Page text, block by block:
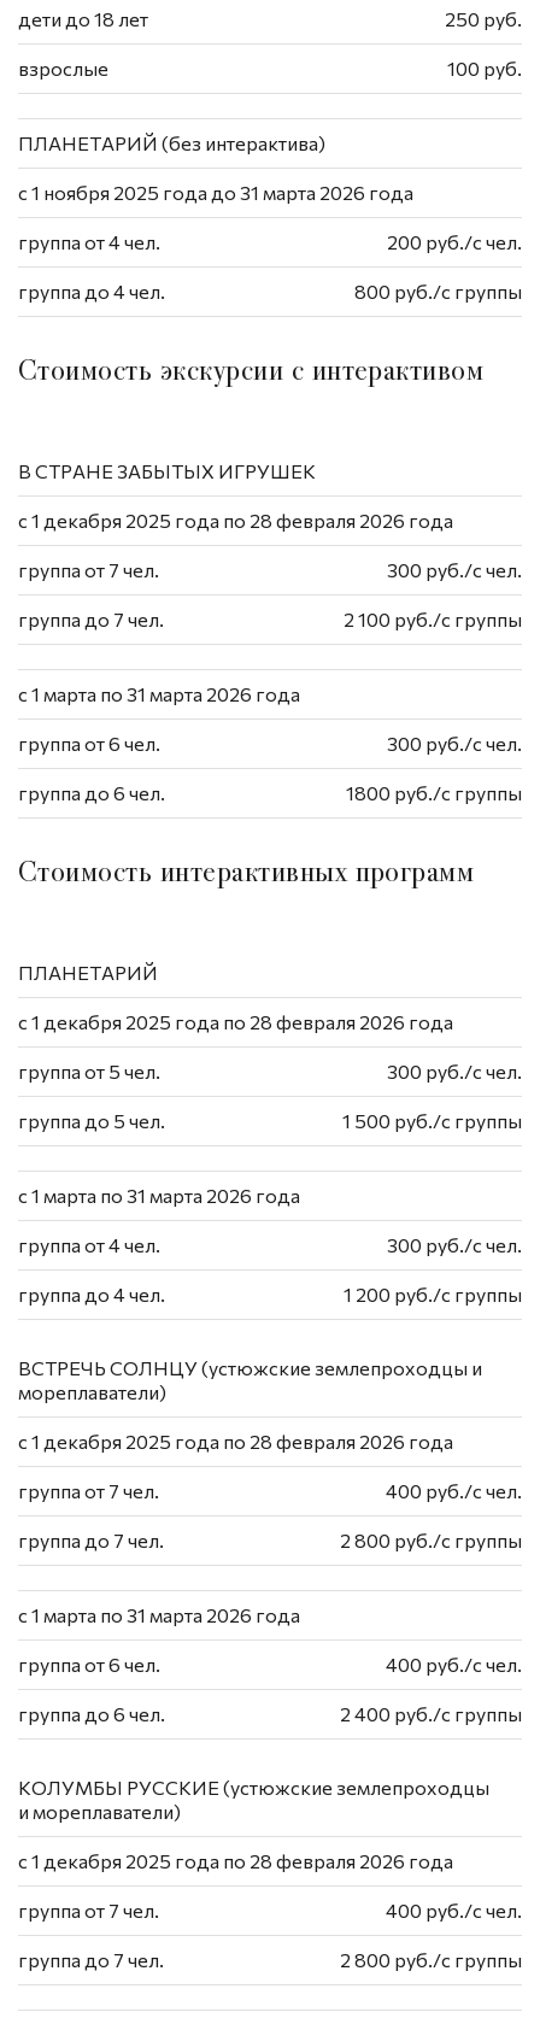
дети до 18 лет 250 руб.
взрослые 100 руб.
ПЛАНЕТАРИЙ (без интерактива)
с 1 ноября 2025 года до 31 марта 2026 года
группа от 4 чел. 200 руб./с чел.
группа до 4 чел. 800 руб./с группы
Стоимость экскурсии с интерактивом
В СТРАНЕ ЗАБЫТЫХ ИГРУШЕК
с 1 декабря 2025 года по 28 февраля 2026 года
группа от 7 чел. 300 руб./с чел.
группа до 7 чел. 2 100 руб./с группы
с 1 марта по 31 марта 2026 года
группа от 6 чел. 300 руб./с чел.
группа до 6 чел. 1800 руб./с группы
Стоимость интерактивных программ
ПЛАНЕТАРИЙ
с 1 декабря 2025 года по 28 февраля 2026 года
группа от 5 чел. 300 руб./с чел.
группа до 5 чел. 1 500 руб./с группы
с 1 марта по 31 марта 2026 года
группа от 4 чел. 300 руб./с чел.
группа до 4 чел. 1 200 руб./с группы
ВСТРЕЧЬ СОЛНЦУ (устюжские землепроходцы и
мореплаватели)
с 1 декабря 2025 года по 28 февраля 2026 года
группа от 7 чел. 400 руб./с чел.
группа до 7 чел. 2 800 руб./с группы
с 1 марта по 31 марта 2026 года
группа от 6 чел. 400 руб./с чел.
группа до 6 чел. 2 400 руб./с группы
КОЛУМБЫ РУССКИЕ (устюжские землепроходцы
и мореплаватели)
с 1 декабря 2025 года по 28 февраля 2026 года
группа от 7 чел. 400 руб./c чел.
группа до 7 чел. 2 800 руб./с группы